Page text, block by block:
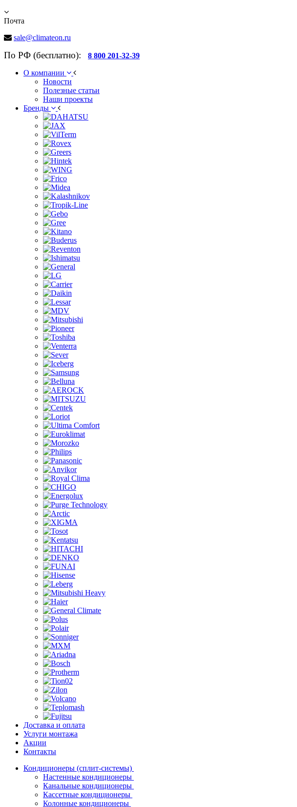
Почта
sale@climateon.ru
По РФ (бесплатно): 8 800 201-32-39
О компании
Новости
Полезные статьи
Наши проекты
Бренды
Доставка и оплата
Услуги монтажа
Акции
Контакты
Кондиционеры (сплит-системы)
Настенные кондиционеры
Канальные кондиционеры
Кассетные кондиционеры
Колонные кондиционеры